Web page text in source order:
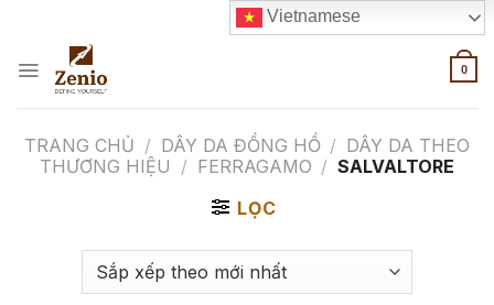
content
0
TRANG CHỦ / DÂY DA ĐỒNG HỒ / DÂY DA THEO
THƯƠNG HIỆU / FERRAGAMO / SALVALTORE
LỌC
Vietnamese